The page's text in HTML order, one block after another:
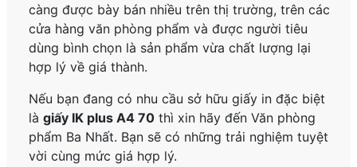
càng được bày bán nhiều trên thị trường, trên các
cửa hàng văn phòng phẩm và được người tiêu
dùng bình chọn là sản phẩm vừa chất lượng lại
hợp lý về giá thành.
Nếu bạn đang có nhu cầu sở hữu giấy in đặc biệt
làgiấy IK plus A4 70 thì xin hãy đến Văn phòng
phẩm Ba Nhất. Bạn sẽ có những trải nghiệm tuyệt
vời cùng mức giá hợp lý.